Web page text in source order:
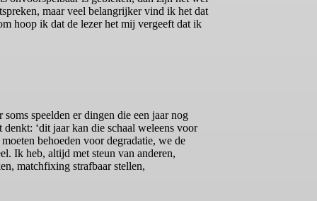
maar veel belangrijker vind ik het dat
hoop ik dat de lezer het mij vergeeft dat ik
speelden er dingen die een jaar nog
‘dit jaar kan die schaal weleens voor
behoeden voor degradatie, we de
Ik heb, altijd met steun van anderen,
matchfixing strafbaar stellen,